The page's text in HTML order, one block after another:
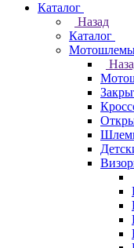
Каталог
Назад
Каталог